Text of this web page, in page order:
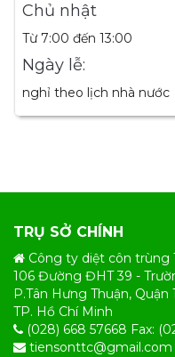
Chủ nhật
Từ 7:00 đến 13:00
Ngày lễ:
nghỉ theo lịch nhà nước
TRỤ SỞ CHÍNH
Công ty diệt côn trùng
106 Đường ĐHT 39 -
P.Tân Hưng Thuận, Quận
TP. Hồ Chí Minh
(028) 668 57668 Fax:
tiensonttc@gmail.com